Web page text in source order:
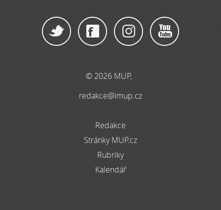
© 2026 MUP,
redakce@imup.cz
Redakce
Stránky MUP.cz
Rubriky
Kalendář